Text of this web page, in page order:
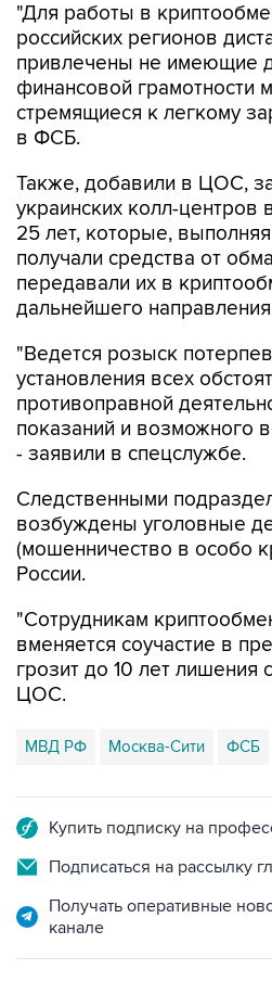
"Для работы в
российских регионов
привлечены не имеющие
финансовой грамотности
стремящиеся к легкому
в ФСБ.
Также, добавили в ЦОС,
украинских колл-центров
25 лет, которые,
получали средства от
передавали их в
дальнейшего
"Ведется розыск
установления всех
противоправной
показаний и возможного
- заявили в спецслужбе.
Следственными
возбуждены уголовные
(мошенничество в особо
России.
"Сотрудникам
вменяется соучастие в
грозит до 10 лет лишения
ЦОС.
МВД РФ Москва-Сити ФСБ
Купить подписку на
Подписаться на рассылку
Получать оперативные
канале